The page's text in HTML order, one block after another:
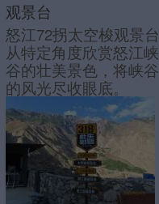
观景台
怒江72拐太空梭观景台
从特定角度欣赏怒江峡
谷的壮美景色，将峡谷
的风光尽收眼底。